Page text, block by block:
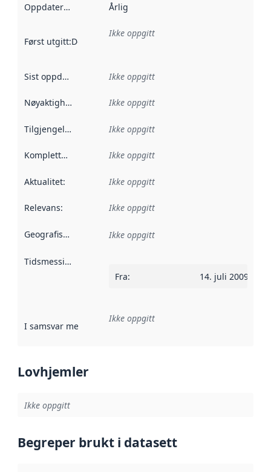
Oppdateringsfrekvens :
Årlig
Først utgitt:Denne datoen sier når dataene i dette
Ikke oppgitt
Sist oppdatert Ikke oppgitt
Nøyaktighet Ikke oppgitt
Tilgjengelighet Ikke oppgitt
Kompletthet Ikke oppgitt
Aktualitet: Ikke oppgitt
Relevans: Ikke oppgitt
Geografisk avgrensning :
Ikke oppgitt
Tidsmessig avgrensning
Fra: 14. juli 2009
I samsvar med Referanse til en implementasjonsregel
Ikke oppgitt
Lovhjemler
Ikke oppgitt
Begreper brukt i datasett